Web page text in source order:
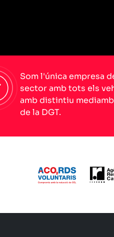
Som l'única empresa
sector amb tots els
amb distintiu
de la DGT.